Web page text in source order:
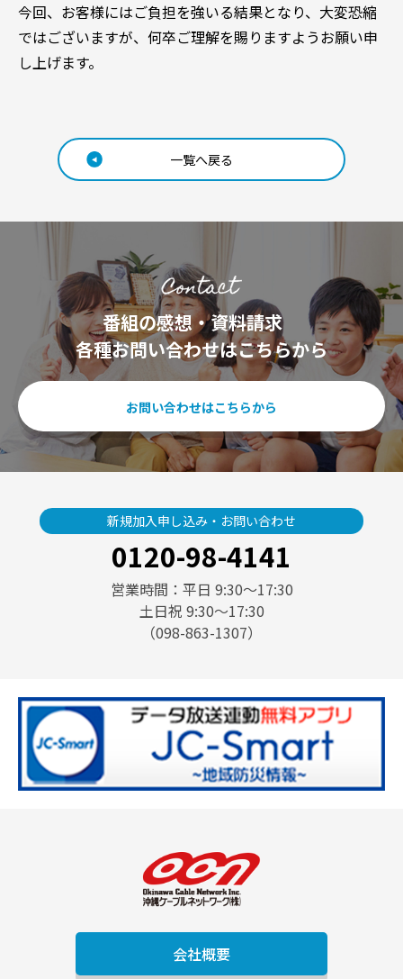
今回、お客様にはご負担を強いる結果となり、大変恐縮
ではございますが、何卒ご理解を賜りますようお願い申
し上げます。
一覧へ戻る
番組の感想・資料請求
各種お問い合わせはこちらから
お問い合わせはこちらから
新規加入申し込み・お問い合わせ
0120-98-4141
営業時間：平日 9:30〜17:30
土日祝 9:30〜17:30
（098-863-1307）
会社概要